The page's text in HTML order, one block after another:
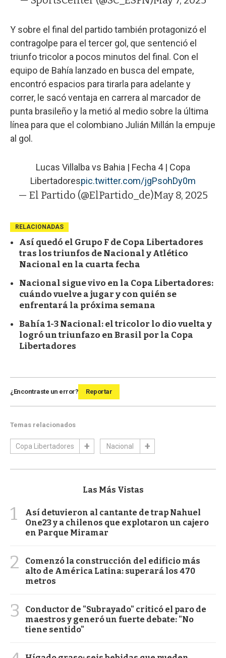
Y sobre el final del partido también protagonizó el
contragolpe para el tercer gol, que sentenció el
triunfo tricolor a pocos minutos del final. Con el
equipo de Bahía lanzado en busca del empate,
encontró espacios para tirarla para adelante y
correr, le sacó ventaja en carrera al marcador de
punta brasileño y la metió al medio sobre la última
línea para que el colombiano Julián Millán la empuje
al gol.
Lucas Villalba vs Bahia | Fecha 4 | Copa
Libertadorespic.twitter.com/jgPsohDy0m
— El Partido (@ElPartido_de)May 8, 2025
RELACIONADAS
Así quedó el Grupo F de Copa Libertadores
tras los triunfos de Nacional y Atlético
Nacional en la cuarta fecha
Nacional sigue vivo en la Copa Libertadores:
cuándo vuelve a jugar y con quién se
enfrentará la próxima semana
Bahía 1-3 Nacional: el tricolor lo dio vuelta y
logró un triunfazo en Brasil por la Copa
Libertadores
¿Encontraste un error? Reportar
Temas relacionados
Copa Libertadores Nacional
Las Más Vistas
1
Así detuvieron al cantante de trap Nahuel
One23 y a chilenos que explotaron un cajero
en Parque Miramar
2
Comenzó la construcción del edificio más
alto de América Latina: superará los 470
metros
3
Conductor de "Subrayado" criticó el paro de
maestros y generó un fuerte debate: "No
tiene sentido"